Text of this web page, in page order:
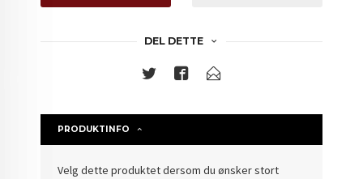
DEL DETTE
PRODUKTINFO
Velg dette produktet dersom du ønsker stort